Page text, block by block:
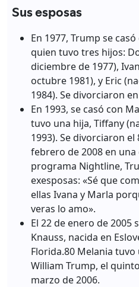
Sus esposas
En 1977, Trump se
quien tuvo tres hijos:
diciembre de 1977),
octubre 1981), y Eric
1984). Se divorciaron
En 1993, se casó con
tuvo una hija, Tiffany
1993). Se divorciaron el
febrero de 2008 en
programa Nightline,
exesposas: «Sé que
ellas Ivana y Marla
veras lo amo».
El 22 de enero de 2005
Knauss, nacida en
Florida.80 Melania
William Trump, el
marzo de 2006.